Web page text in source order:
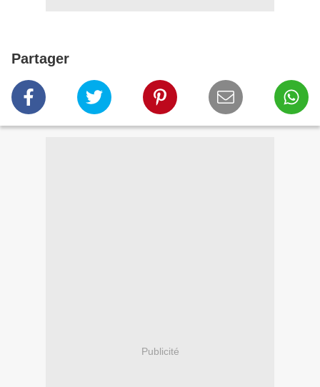
Partager
Publicité